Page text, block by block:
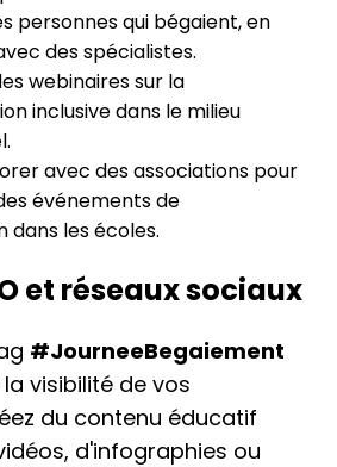
personnes qui bégaient, en
des spécialistes.
webinaires sur la
inclusive dans le milieu
avec des associations pour
événements de
dans les écoles.
et réseaux sociaux
#JourneeBegaiement
visibilité de vos
du contenu éducatif
d'infographies ou